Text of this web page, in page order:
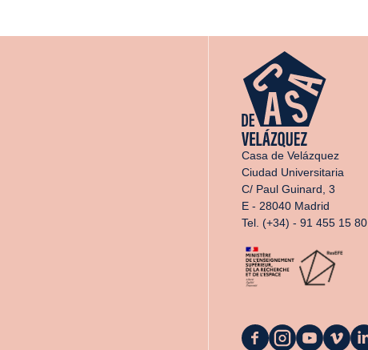
Casa de Velázquez
Ciudad Universitaria
C/ Paul Guinard, 3
E - 28040 Madrid
Tel. (+34) - 91 455 15 80
La
La
La
La
La